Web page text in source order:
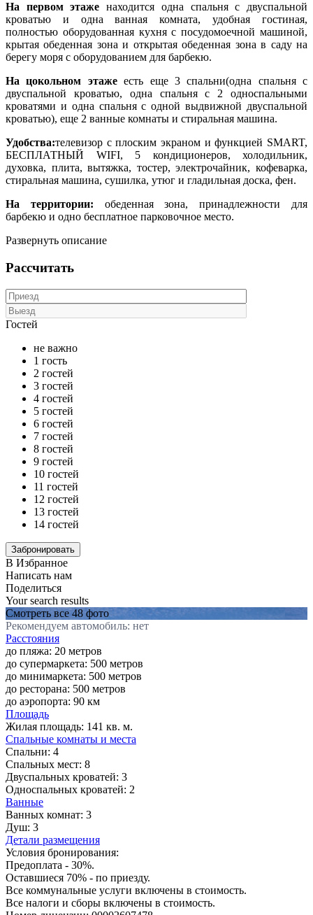
На первом этаже находится одна спальня с двуспальной
кроватью и одна ванная комната, удобная гостиная,
полностью оборудованная кухня с посудомоечной машиной,
крытая обеденная зона и открытая обеденная зона в саду на
берегу моря с оборудованием для барбекю.
На цокольном этажеесть еще 3 спальни(одна спальня с
двуспальной кроватью, одна спальня с 2 односпальными
кроватями и одна спальня с одной выдвижной двуспальной
кроватью), еще 2 ванные комнаты и стиральная машина.
Удобства:телевизор с плоским экраном и функцией SMART,
БЕСПЛАТНЫЙ WIFI, 5 кондиционеров, холодильник,
духовка, плита, вытяжка, тостер, электрочайник, кофеварка,
стиральная машина, сушилка, утюг и гладильная доска, фен.
На территории: обеденная зона, принадлежности для
барбекю и одно бесплатное парковочное место.
Развернуть описание
Рассчитать
Гостей
не важно
1 гость
2 гостей
3 гостей
4 гостей
5 гостей
6 гостей
7 гостей
8 гостей
9 гостей
10 гостей
11 гостей
12 гостей
13 гостей
14 гостей
В Избранное
Написать нам
Поделиться
Your search results
Смотреть все 48 фото
Рекомендуем автомобиль: нет
Расстояния
до пляжа: 20 метров
до супермаркета: 500 метров
до минимаркета: 500 метров
до ресторана: 500 метров
до аэропорта: 90 км
Площадь
Жилая площадь: 141 кв. м.
Спальные комнаты и места
Спальни: 4
Спальных мест: 8
Двуспальных кроватей: 3
Односпальных кроватей: 2
Ванные
Ванных комнат: 3
Душ: 3
Детали размещения
Условия бронирования:
Предоплата - 30%.
Оставшиеся 70% - по приезду.
Все коммунальные услуги включены в стоимость.
Все налоги и сборы включены в стоимость.